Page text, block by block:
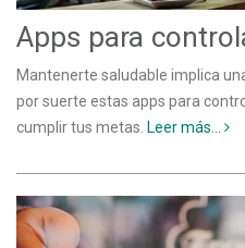
Apps para
Mantenerte saludable implica
por suerte estas apps para
cumplir tus metas. Leer más...